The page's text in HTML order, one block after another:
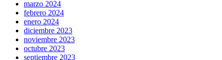
marzo 2024
febrero 2024
enero 2024
diciembre 2023
noviembre 2023
octubre 2023
septiembre 2023